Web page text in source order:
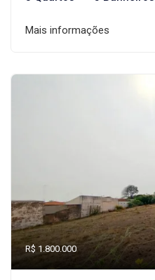
Mais informações
R$ 1.800.000